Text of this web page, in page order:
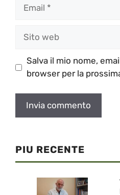
Salva il mio nome,
browser per la
PIU RECENTE